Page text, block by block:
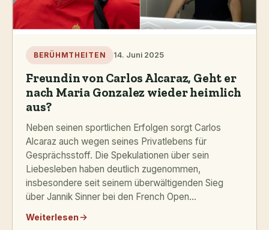
BERÜHMTHEITEN 14. Juni 2025
Freundin von Carlos Alcaraz, Geht er
nach Maria Gonzalez wieder heimlich
aus?
Neben seinen sportlichen Erfolgen sorgt Carlos
Alcaraz auch wegen seines Privatlebens für
Gesprächsstoff. Die Spekulationen über sein
Liebesleben haben deutlich zugenommen,
insbesondere seit seinem überwältigenden Sieg
über Jannik Sinner bei den French Open...
Weiterlesen